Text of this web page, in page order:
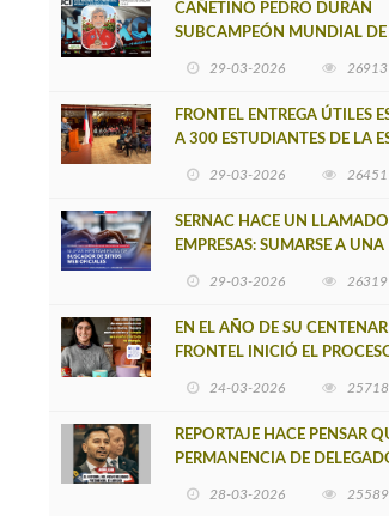
CAÑETINO PEDRO DURÁN
SUBCAMPEÓN MUNDIAL DE
29-03-2026 26913
FRONTEL ENTREGA ÚTILES
A 300 ESTUDIANTES DE LA
29-03-2026 26451
SERNAC HACE UN
EMPRESAS: SUMARSE A
29-03-2026 26319
EN EL AÑO DE SU
FRONTEL INICIÓ EL
24-03-2026 25718
REPORTAJE HACE PENSAR
PERMANENCIA DE
28-03-2026 25589